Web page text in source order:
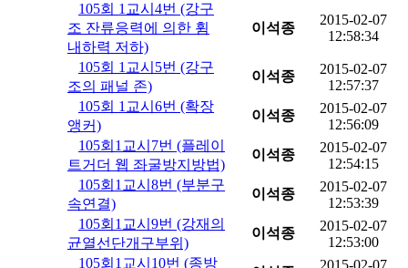
105회 1교시4번 (강구
조 잔류응력에 의한 휨
내하력 저하)
이석종
2015-02-07
12:58:34
105회 1교시5번 (강구
조의 패널 존)
이석종
2015-02-07
12:57:37
105회 1교시6번 (확장
앵커)
이석종
2015-02-07
12:56:09
105회1교시7번 (플레이
트거더 웹 좌굴방지방법)
이석종
2015-02-07
12:54:15
105회1교시8번 (부분구
속연결)
이석종
2015-02-07
12:53:39
105회1교시9번 (강재의
균열선단개구부위)
이석종
2015-02-07
12:53:00
105회1교시10번 (종방
2015-02-07